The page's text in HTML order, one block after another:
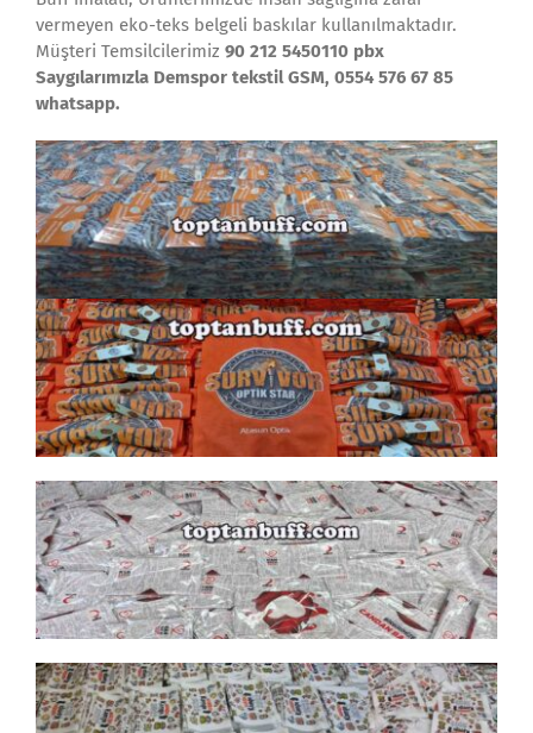
vermeyen eko-teks belgeli baskılar kullanılmaktadır.
Müşteri Temsilcilerimiz 90 212 5450110 pbx
Saygılarımızla Demspor tekstil GSM, 0554 576 67 85
whatsapp.